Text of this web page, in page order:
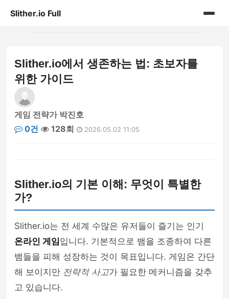
Slither.io Full
게시판
Slither.io에서 생존하는 법: 초보자를
위한 가이드
게임 전략가 박진호
0건
128회 2026.05.02 11:05
Slither.io의 기본 이해: 무엇이 특별한
가?
Slither.io는 전 세계 수많은 유저들이 즐기는 인기
온라인 게임입니다. 기본적으로 뱀을 조종하여 다른
뱀들을 피해 성장하는 것이 목표입니다. 게임은 간단
해 보이지만 전략적 사고가 필요한 메커니즘을 갖추
고 있습니다.